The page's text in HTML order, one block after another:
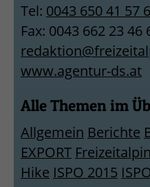
Tel: 0043 650 41 57
Fax: 0043 662 23 46
www.agentur-ds.at
Alle Themen im
Allgemein Berichte
EXPORT
Hike ISPO 2015